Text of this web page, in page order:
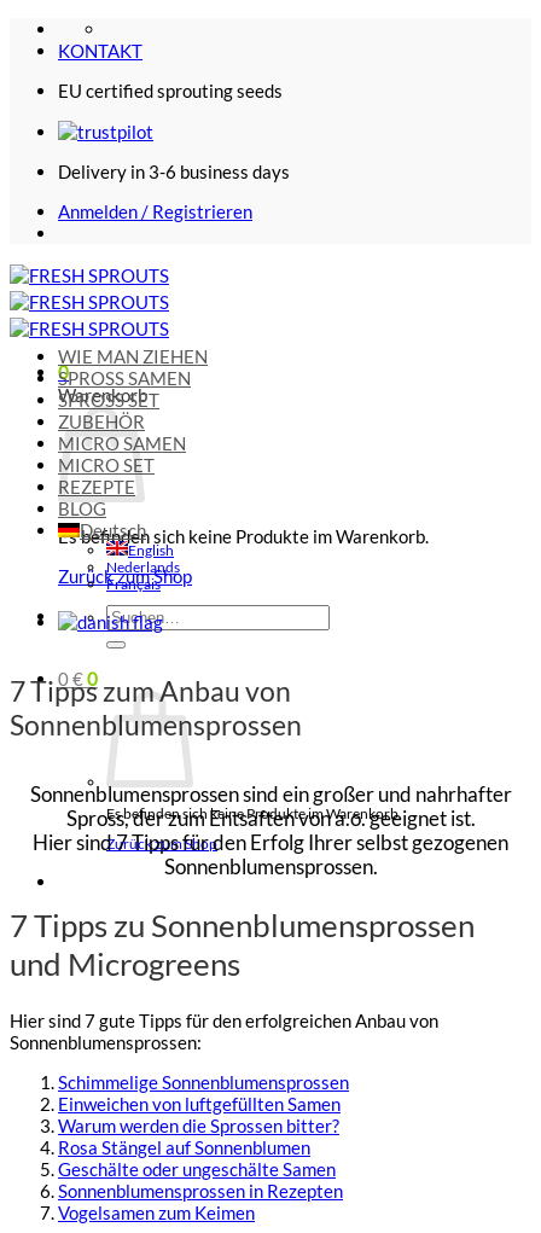
Zum
Inhalt
KONTAKT
EU certified sprouting seeds
Delivery in 3-6 business days
Anmelden / Registrieren
0
Warenkorb
Es befinden sich keine Produkte im Warenkorb.
Zurück zum Shop
Suchen
nach:
0€0
Es befinden sich keine Produkte im Warenkorb.
Zurück zum Shop
WIE MAN ZIEHEN
SPROSS SAMEN
SPROSS SET
ZUBEHÖR
MICRO SAMEN
MICRO SET
REZEPTE
BLOG
Deutsch
English
Nederlands
Français
7 Tipps zum Anbau von
Sonnenblumensprossen
Sonnenblumensprossen sind ein großer und nahrhafter
Spross, der zum Entsaften von a.o. geeignet ist.
Hier sind 7 Tipps für den Erfolg Ihrer selbst gezogenen
Sonnenblumensprossen.
7 Tipps zu Sonnenblumensprossen
und Microgreens
Hier sind 7 gute Tipps für den erfolgreichen Anbau von
Sonnenblumensprossen:
Schimmelige Sonnenblumensprossen
Einweichen von luftgefüllten Samen
Warum werden die Sprossen bitter?
Rosa Stängel auf Sonnenblumen
Geschälte oder ungeschälte Samen
Sonnenblumensprossen in Rezepten
Vogelsamen zum Keimen